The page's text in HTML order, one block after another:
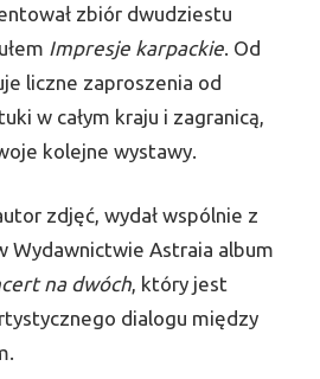
zbiór dwudziestu
Impresje karpackie . Od
liczne zaproszenia od
w całym kraju i zagranicą,
kolejne wystawy.
zdjęć, wydał wspólnie z
Wydawnictwie Astraia album
na dwóch , który jest
dialogu między